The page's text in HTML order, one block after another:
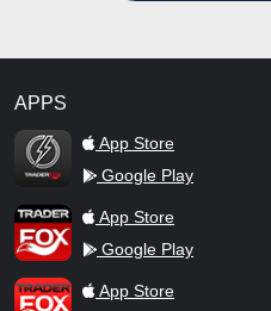
APPS
TraderFox Flash
App Store
Google Play
TraderFox AppApp Store
Google Play
TraderFox ProApp Store